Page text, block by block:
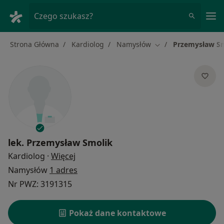
Czego szukasz?
Strona Główna Kardiolog Namysłów Zmień miasto
Przemysław
lek. Przemysław Smolik
Kardiolog · Więcej
Namysłów 1 adres
Nr PWZ: 3191315
Pokaż dane kontaktowe